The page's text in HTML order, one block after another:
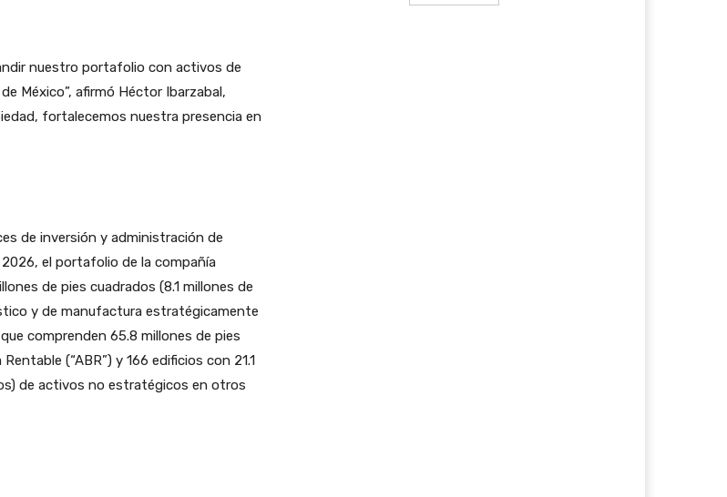
nuestro portafolio con activos de
México”, afirmó Héctor Ibarzabal,
fortalecemos nuestra presencia en
de inversión y administración de
el portafolio de la compañía
de pies cuadrados (8.1 millones de
y de manufactura estratégicamente
comprenden 65.8 millones de pies
(“ABR”) y 166 edificios con 21.1
de activos no estratégicos en otros